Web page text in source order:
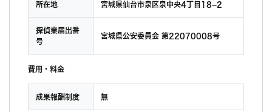
所在地 宮城県仙台市泉区泉中央4丁目18−2
探偵業届出番
号
宮城県公安委員会 第22070008号
費用・料金
成果報酬制度 無